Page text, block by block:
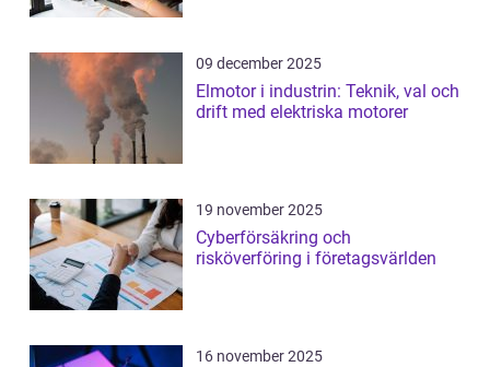
09 december 2025
Elmotor i industrin: Teknik, val och
drift med elektriska motorer
19 november 2025
Cyberförsäkring och
risköverföring i företagsvärlden
16 november 2025